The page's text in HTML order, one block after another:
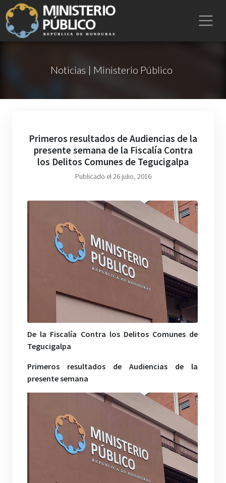
Noticias | Ministerio Público
Primeros resultados de Audiencias de la
presente semana de la Fiscalía Contra
los Delitos Comunes de Tegucigalpa
Publicado el 26 julio, 2016
De la Fiscalía Contra los Delitos Comunes de
Tegucigalpa
Primeros resultados de Audiencias de la
presente semana